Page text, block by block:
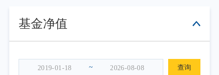
较基准收益率为-16.18%。年化跟踪误差
基金净值
~ 查询